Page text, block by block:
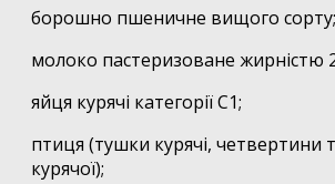
борошно пшеничне вищого сорту;
молоко пастеризоване жирністю
яйця курячі категорії С1;
птиця (тушки курячі, четвертини
курячої);